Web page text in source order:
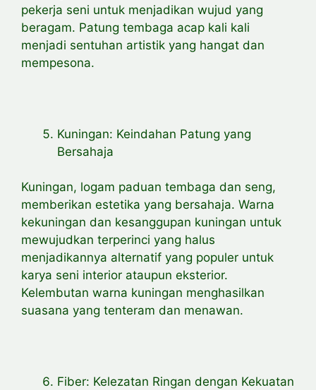
pekerja seni untuk menjadikan wujud yang
beragam. Patung tembaga acap kali kali
menjadi sentuhan artistik yang hangat dan
mempesona.
Kuningan: Keindahan Patung yang
Bersahaja
Kuningan, logam paduan tembaga dan seng,
memberikan estetika yang bersahaja. Warna
kekuningan dan kesanggupan kuningan untuk
mewujudkan terperinci yang halus
menjadikannya alternatif yang populer untuk
karya seni interior ataupun eksterior.
Kelembutan warna kuningan menghasilkan
suasana yang tenteram dan menawan.
Fiber: Kelezatan Ringan dengan Kekuatan